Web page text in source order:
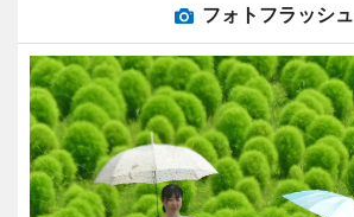
フォトフラッシュ